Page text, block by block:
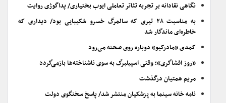
نگاهی نقادانه بر تجربه تئاتر تعاملی ایوب بختیاری/ پداگوژی روایت
به مناسبت ۲۸ تیری که سالمرگ خسرو شکیبایی بود/ دیداری که
خاطره‌ای ماندگار شد
کمدی «مادرکیو» دوباره روی صحنه می‌رود
«روز افشاگری»؛ وقتی اسپیلبرگ به سوی ناشناخته‌ها بازمی‌گردد
مریم همتیان درگذشت
نامه خانه سینما به پزشکیان منتشر شد/ پاسخ سخنگوی دولت